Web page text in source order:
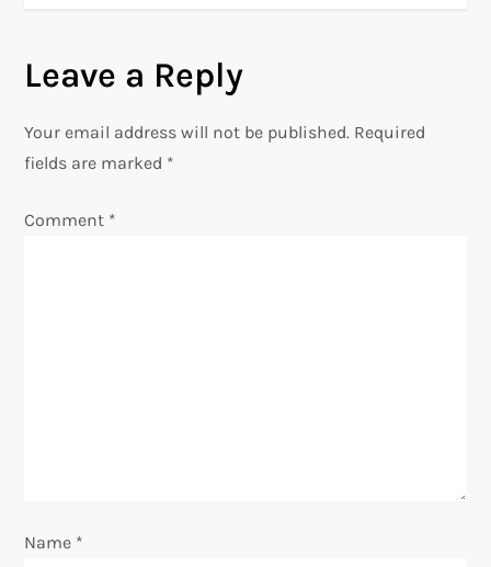
t
n
a
v
o
Leave a Reply
Your email address will not be published. Required
fields are marked *
Comment *
Name *